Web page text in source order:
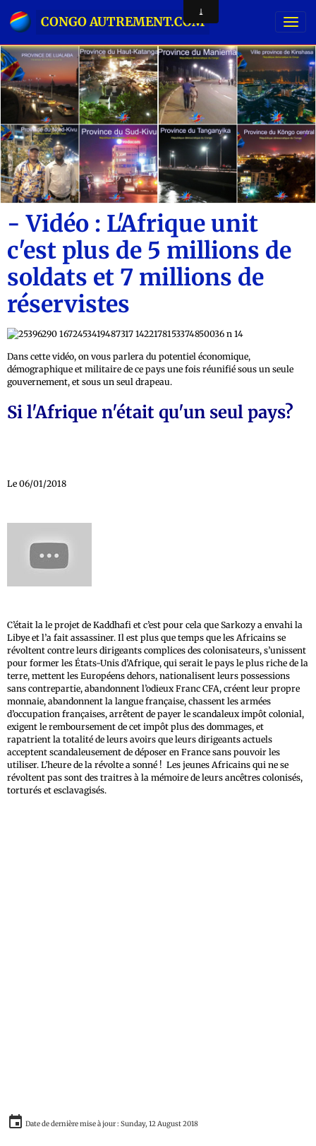
CONGO AUTREMENT.COM
- Vidéo : L'Afrique unit
c'est plus de 5 millions de
soldats et 7 millions de
réservistes
Dans cette vidéo, on vous parlera du potentiel économique,
démographique et militaire de ce pays une fois réunifié sous un seule
gouvernement, et sous un seul drapeau.
Si l'Afrique n'était qu'un seul pays?
Le 06/01/2018
C’était la le projet de Kaddhafi et c’est pour cela que Sarkozy a envahi la
Libye et l’a fait assassiner. Il est plus que temps que les Africains se
révoltent contre leurs dirigeants complices des colonisateurs, s’unissent
pour former les États-Unis d’Afrique, qui serait le pays le plus riche de la
terre, mettent les Européens dehors, nationalisent leurs possessions
sans contrepartie, abandonnent l’odieux Franc CFA, créent leur propre
monnaie, abandonnent la langue française, chassent les armées
d’occupation françaises, arrêtent de payer le scandaleux impôt colonial,
exigent le remboursement de cet impôt plus des dommages, et
rapatrient la totalité de leurs avoirs que leurs dirigeants actuels
acceptent scandaleusement de déposer en France sans pouvoir les
utiliser. L’heure de la révolte a sonné ! Les jeunes Africains qui ne se
révoltent pas sont des traitres à la mémoire de leurs ancêtres colonisés,
torturés et esclavagisés.
Date de dernière mise à jour : Sunday, 12 August 2018